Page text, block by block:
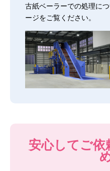
古紙ベーラーでの処理に
ージをご覧ください。
安心してご